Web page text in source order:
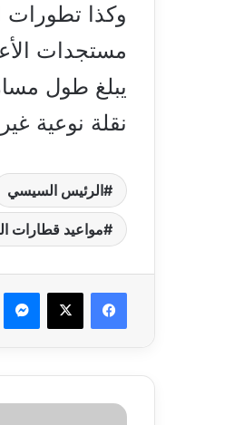
وكذا تطورات
نقلة نوعية
الرئيس السيسي
مواعيد قطارات
فيسبوك ‫X
توجيه